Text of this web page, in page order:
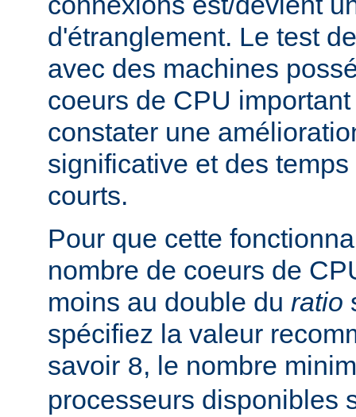
d'étranglement. Le test
avec des machines
coeurs de CPU
constater une
significative et des
courts.
Pour que cette
nombre de coeurs de
moins au double du ratio
spécifiez la valeur
savoir 8, le nombre
processeurs disponibles